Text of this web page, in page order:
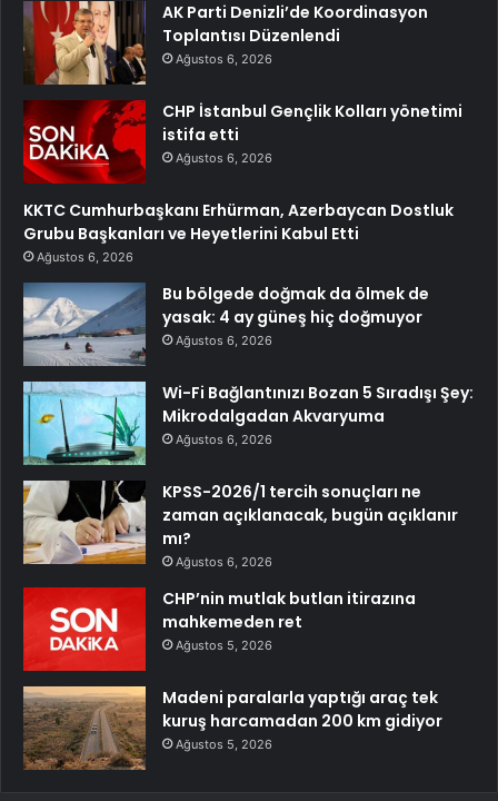
AK Parti Denizli’de Koordinasyon
Toplantısı Düzenlendi
Ağustos 6, 2026
CHP İstanbul Gençlik Kolları yönetimi
istifa etti
Ağustos 6, 2026
KKTC Cumhurbaşkanı Erhürman, Azerbaycan Dostluk
Grubu Başkanları ve Heyetlerini Kabul Etti
Ağustos 6, 2026
Bu bölgede doğmak da ölmek de
yasak: 4 ay güneş hiç doğmuyor
Ağustos 6, 2026
Wi-Fi Bağlantınızı Bozan 5 Sıradışı Şey:
Mikrodalgadan Akvaryuma
Ağustos 6, 2026
KPSS-2026/1 tercih sonuçları ne
zaman açıklanacak, bugün açıklanır
mı?
Ağustos 6, 2026
CHP’nin mutlak butlan itirazına
mahkemeden ret
Ağustos 5, 2026
Madeni paralarla yaptığı araç tek
kuruş harcamadan 200 km gidiyor
Ağustos 5, 2026